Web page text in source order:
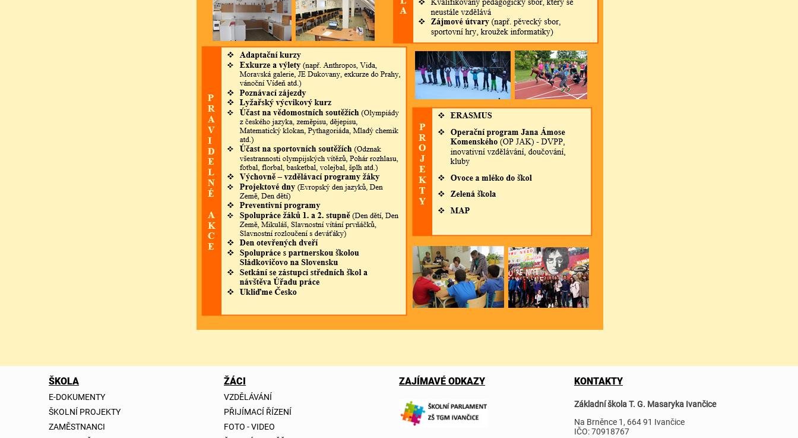
ŠKOLA
E-DOKUMENTY
ŠKOLNÍ PROJEKTY
ZAMĚSTNANCI
ŽÁCI
VZDĚLÁVÁNÍ
PŘIJÍMACÍ ŘÍZENÍ
FOTO - VIDEO
ZAJÍMAVÉ ODKAZY KONTAKTY
Základní škola T. G. Masaryka Ivančice
Na Brněnce 1, 664 91 Ivančice
IČO: 70918767